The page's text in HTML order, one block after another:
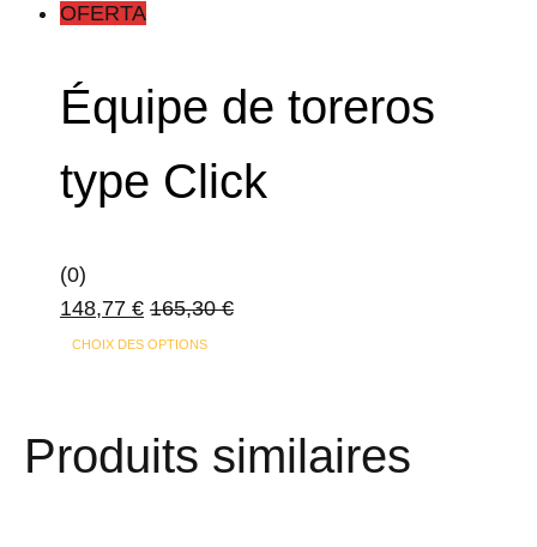
OFERTA
Équipe de toreros
type Click
(0)
148,77 € 165,30€
CHOIX DES OPTIONS
Produits similaires